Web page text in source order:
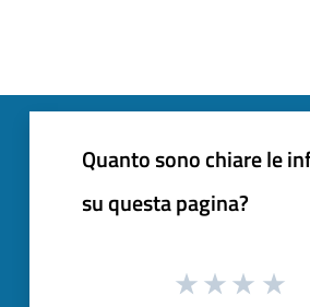
Quanto sono chiare le
su questa pagina?